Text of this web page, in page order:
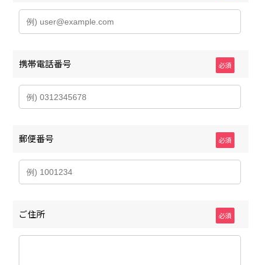
携帯電話番号 必須
郵便番号 必須
ご住所 必須